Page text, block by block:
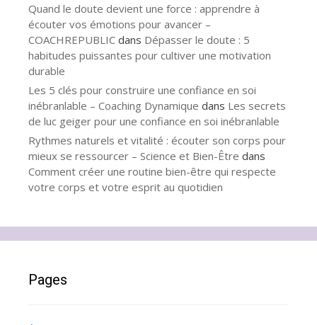
Quand le doute devient une force : apprendre à
écouter vos émotions pour avancer –
COACHREPUBLIC dans Dépasser le doute : 5
habitudes puissantes pour cultiver une motivation
durable
Les 5 clés pour construire une confiance en soi
inébranlable – Coaching Dynamique dans Les secrets
de luc geiger pour une confiance en soi inébranlable
Rythmes naturels et vitalité : écouter son corps pour
mieux se ressourcer – Science et Bien-Être dans
Comment créer une routine bien-être qui respecte
votre corps et votre esprit au quotidien
Pages